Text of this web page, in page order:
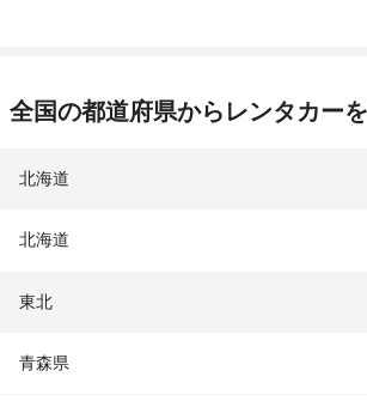
全国の都道府県からレンタカー
北海道
北海道
東北
青森県